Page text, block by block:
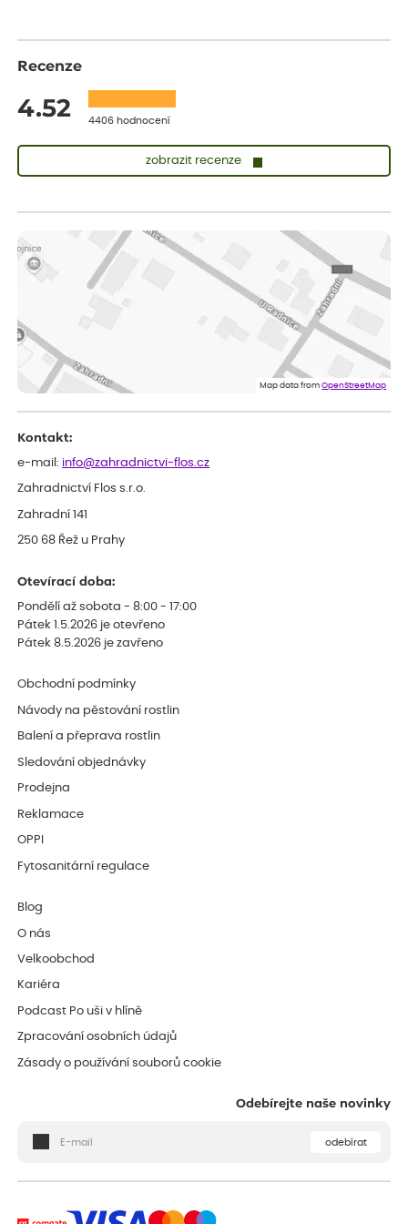
Recenze
4.52 4406 hodnocení
zobrazit recenze
Měla jsem pouze 1objednavku a zatím jsem spokojená se
sazenicemi
Miroslava
Rostliny byly v pořádku, dobře zabalené, celková spokojenost.
Doporučuji :). Spokojenost, stromky v pěkném stavu. Jediné, co
my chybělo, bylo komunikování nedostupného zboží před
Map data fromOpenStreetMap
Kontakt:
e-mail: info@zahradnictvi-flos.cz
Zahradnictví Flos s.r.o.
Zahradní 141
250 68 Řež u Prahy
Otevírací doba:
Pondělí až sobota - 8:00 - 17:00
Pátek 1.5.2026 je otevřeno
Pátek 8.5.2026 je zavřeno
Obchodní podmínky
Návody na pěstování rostlin
Balení a přeprava rostlin
Sledování objednávky
Prodejna
Reklamace
OPPI
Fytosanitární regulace
Blog
O nás
Velkoobchod
Kariéra
Podcast Po uši v hlíně
Zpracování osobních údajů
Zásady o používání souborů cookie
Odebírejte naše novinky
odebírat